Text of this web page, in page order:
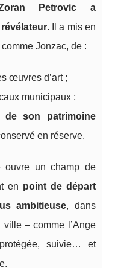
Petrovic a
. Il a mis en
Jonzac, de :
œuvres d’art ;
municipaux ;
de son patrimoine
en réserve.
ouvre un champ de
en point de départ
ambitieuse, dans
– comme l’Ange
suivie… et